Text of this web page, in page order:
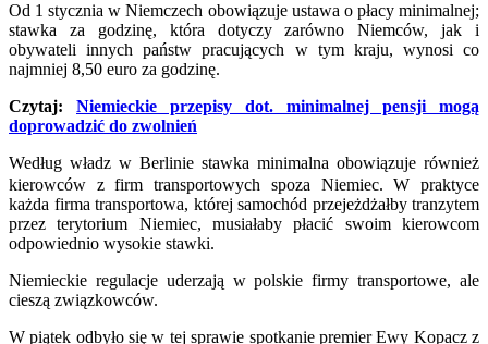
Od 1 stycznia w Niemczech obowiązuje ustawa o płacy minimalnej;
stawka za godzinę, która dotyczy zarówno Niemców, jak i
obywateli innych państw pracujących w tym kraju, wynosi co
najmniej 8,50 euro za godzinę.
Czytaj: Niemieckie przepisy dot. minimalnej pensji mogą
doprowadzić do zwolnień
Według władz w Berlinie stawka minimalna obowiązuje również
kierowców z firm transportowych spoza Niemiec. W praktyce
każda firma transportowa, której samochód przejeżdżałby tranzytem
przez terytorium Niemiec, musiałaby płacić swoim kierowcom
odpowiednio wysokie stawki.
Niemieckie regulacje uderzają w polskie firmy transportowe, ale
cieszą związkowców.
W piątek odbyło się w tej sprawie spotkanie premier Ewy Kopacz z